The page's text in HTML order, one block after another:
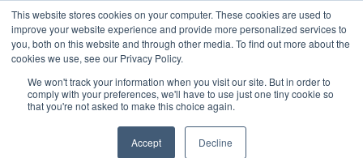
This website stores cookies on your computer. These cookies are used to
improve your website experience and provide more personalized services to
you, both on this website and through other media. To find out more about the
cookies we use, see our Privacy Policy.
We won't track your information when you visit our site. But in order to
comply with your preferences, we'll have to use just one tiny cookie so
that you're not asked to make this choice again.
Accept Decline
Skip to main content
북극 바다새